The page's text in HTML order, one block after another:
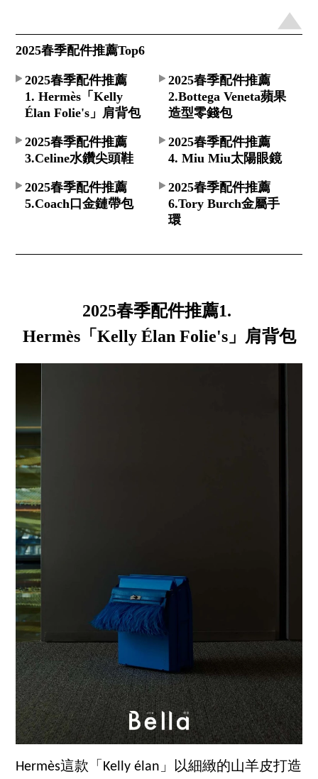
2025春季配件推薦Top6
2025春季配件推薦
1. Hermès「Kelly
Élan Folie's」肩背包
2025春季配件推薦
2.Bottega Veneta蘋果
造型零錢包
2025春季配件推薦
3.Celine水鑽尖頭鞋
2025春季配件推薦
4. Miu Miu太陽眼鏡
2025春季配件推薦
5.Coach口金鏈帶包
2025春季配件推薦
6.Tory Burch金屬手
環
2025春季配件推薦1.
Hermès「Kelly Élan Folie's」肩背包
Hermès這款「Kelly élan」以細緻的山羊皮打造